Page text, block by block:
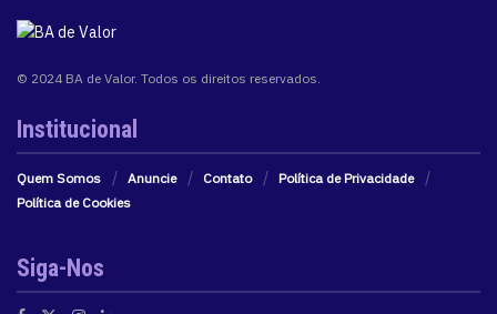
© 2024 BA de Valor. Todos os direitos reservados.
Institucional
Quem Somos Anuncie Contato
Política de Privacidade
Política de Cookies
Siga-Nos